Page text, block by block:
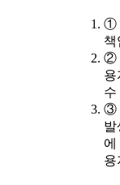
①
책
②
용
수
③
발
에
용